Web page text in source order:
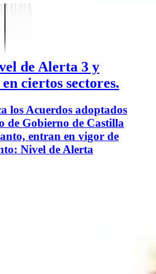
de Alerta 3 y
ciertos sectores.
los Acuerdos adoptados
de Gobierno de Castilla
entran en vigor de
Nivel de Alerta